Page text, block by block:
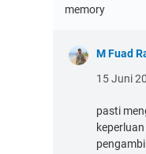
memory
M Fuad
15 Juni
pasti